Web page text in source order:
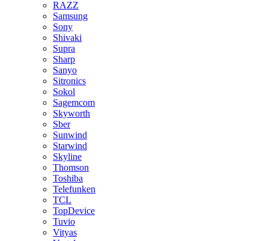
RAZZ
Samsung
Sony
Shivaki
Supra
Sharp
Sanyo
Sitronics
Sokol
Sagemcom
Skyworth
Sber
Sunwind
Starwind
Skyline
Thomson
Toshiba
Telefunken
TCL
TopDevice
Tuvio
Vityas